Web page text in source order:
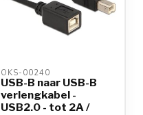
OKS-00240
USB-B naar USB-B
verlengkabel -
USB2.0 - tot 2A /